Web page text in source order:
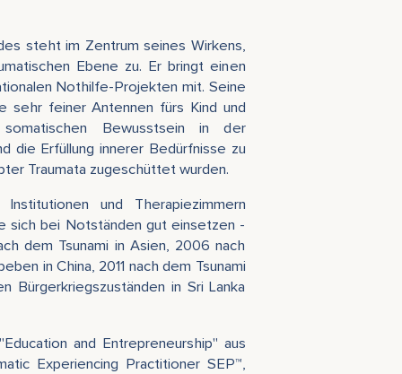
steht im Zentrum seines Wirkens,
Ebene zu. Er bringt einen
Nothilfe-Projekten mit. Seine
sehr feiner Antennen fürs Kind und
Bewusstsein in der
die Erfüllung innerer Bedürfnisse zu
Traumata zugeschüttet wurden.
und Therapiezimmern
sich bei Notständen gut einsetzen -
dem Tsunami in Asien, 2006 nach
in China, 2011 nach dem Tsunami
Bürgerkriegszuständen in Sri Lanka
and Entrepreneurship" aus
Experiencing Practitioner SEP™,